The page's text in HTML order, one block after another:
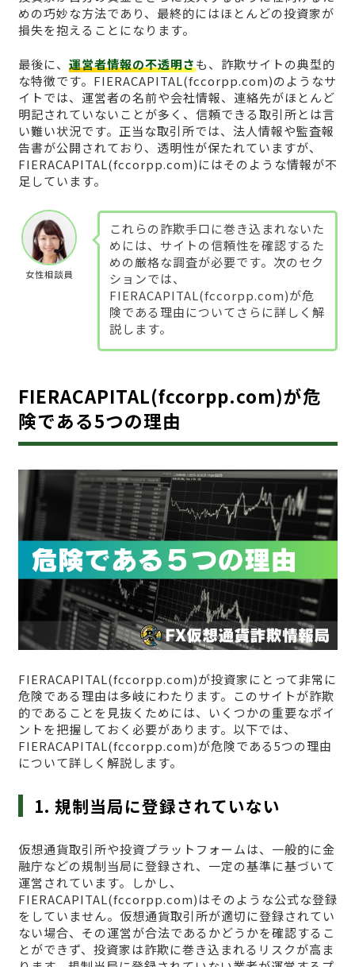
めの巧妙な方法であり、最終的にはほとんどの投資家が
損失を抱えることになります。
最後に、 運営者情報の不透明さも、詐欺サイトの典型的
な特徴です。FIERACAPITAL(fccorpp.com)のようなサ
イトでは、運営者の名前や会社情報、連絡先がほとんど
明記されていないことが多く、信頼できる取引所とは言
い難い状況です。正当な取引所では、法人情報や監査報
告書が公開されており、透明性が保たれていますが、
FIERACAPITAL(fccorpp.com)にはそのような情報が不
足しています。
女性相談員
これらの詐欺手口に巻き込まれないた
めには、サイトの信頼性を確認するた
めの厳格な調査が必要です。次のセク
ションでは、
FIERACAPITAL(fccorpp.com)が危
険である理由についてさらに詳しく解
説します。
FIERACAPITAL(fccorpp.com)が危
険である5つの理由
FIERACAPITAL(fccorpp.com)が投資家にとって非常に
危険である理由は多岐にわたります。このサイトが詐欺
的であることを見抜くためには、いくつかの重要なポイ
ントを把握しておく必要があります。以下では、
FIERACAPITAL(fccorpp.com)が危険である5つの理由
について詳しく解説します。
1. 規制当局に登録されていない
仮想通貨取引所や投資プラットフォームは、一般的に金
融庁などの規制当局に登録され、一定の基準に基づいて
運営されています。しかし、
FIERACAPITAL(fccorpp.com)はそのような公式な登録
をしていません。仮想通貨取引所が適切に登録されてい
ない場合、その運営が合法であるかどうかを確認するこ
とができず、投資家は詐欺に巻き込まれるリスクが高ま